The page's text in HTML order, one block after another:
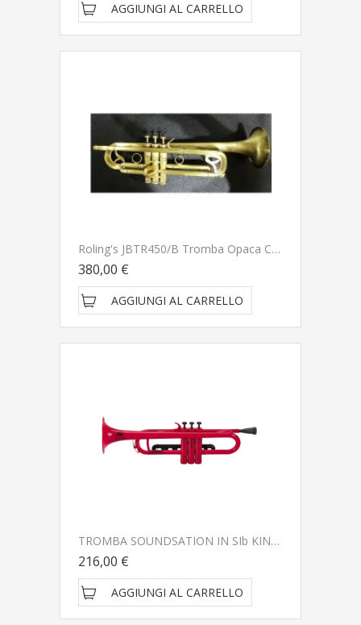
AGGIUNGI AL CARRELLO
Roling's JBTR450/B Tromba Opaca CONSEGNATA A DOMICILIO IN 1-2 GIORNI
380,00 €
AGGIUNGI AL CARRELLO
TROMBA SOUNDSATION IN SIb KINDER SKT-10RD
216,00 €
AGGIUNGI AL CARRELLO